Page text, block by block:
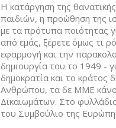
Η κατάργηση της
παιδιών, η προώθηση της
με τα πρότυπα ποιότητας
από εμάς, ξέρετε όμως τι
εφαρμογή και την
δημιουργία του το 1949 -
δημοκρατία και το κράτος
Ανθρώπου, τα δε ΜΜΕ
Δικαιωμάτων. Στο
του Συμβούλιο της